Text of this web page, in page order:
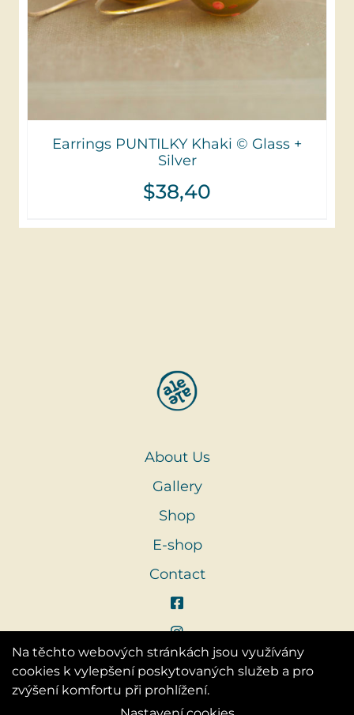
Earrings PUNTILKY Khaki © Glass +
Silver
$38,40
About Us
Gallery
Shop
E-shop
Contact
Na těchto webových stránkách jsou využívány
cookies k vylepšení poskytovaných služeb a pro
zvýšení komfortu při prohlížení.